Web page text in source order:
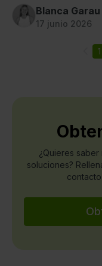
más eficiente y
Blanca Garau
17 junio 2026
1
¿Quieres
soluciones?